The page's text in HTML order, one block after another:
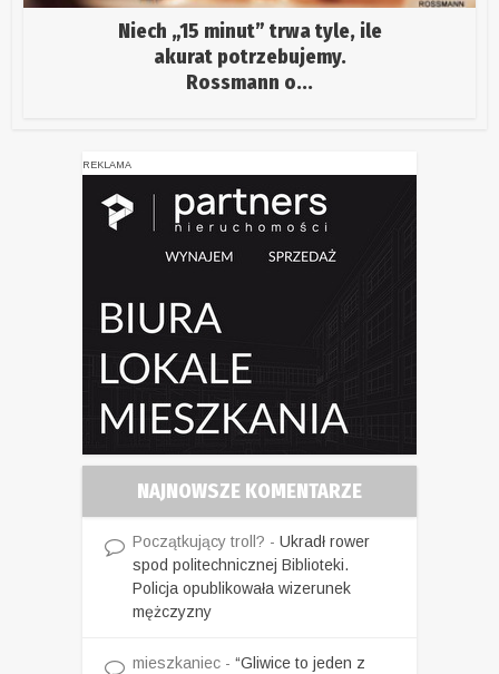
Niech „15 minut” trwa tyle, ile
akurat potrzebujemy.
Rossmann o...
REKLAMA
NAJNOWSZE KOMENTARZE
Początkujący troll? - Ukradł rower
spod politechnicznej Biblioteki.
Policja opublikowała wizerunek
mężczyzny
mieszkaniec - “Gliwice to jeden z